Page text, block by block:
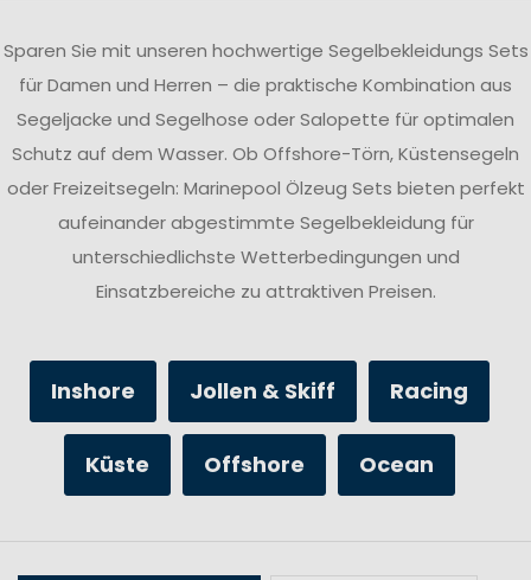
Sparen Sie mit unseren hochwertige Segelbekleidungs Sets
für Damen und Herren – die praktische Kombination aus
Segeljacke und Segelhose oder Salopette für optimalen
Schutz auf dem Wasser. Ob Offshore-Törn, Küstensegeln
oder Freizeitsegeln: Marinepool Ölzeug Sets bieten perfekt
aufeinander abgestimmte Segelbekleidung für
unterschiedlichste Wetterbedingungen und
Einsatzbereiche zu attraktiven Preisen.
Inshore Jollen & Skiff Racing
Küste Offshore Ocean